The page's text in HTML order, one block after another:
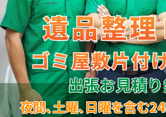
遺品整理
ゴミ屋敷片付
遺品整理
ゴミ屋敷片付
出張お見積
夜間､土曜､日曜を含む